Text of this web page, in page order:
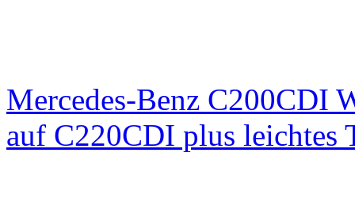
Mercedes-Benz C200CDI
auf C220CDI plus